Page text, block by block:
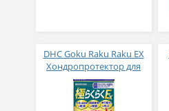
DHC Goku Raku Raku EX
Хондропротектор для
суставов Движение в
радость 240 таблеток на
30 дней